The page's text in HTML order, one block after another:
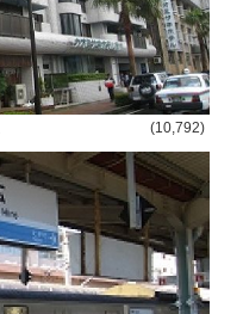
(10,792)